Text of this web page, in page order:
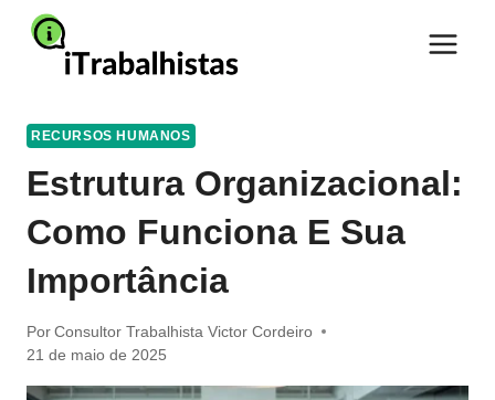
Pular
para
RECURSOS HUMANOS
Estrutura Organizacional:
Como Funciona E Sua
Importância
Por Consultor Trabalhista Victor Cordeiro
21 de maio de 2025